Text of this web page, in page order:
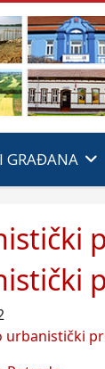
GRAĐANA
urbanistički